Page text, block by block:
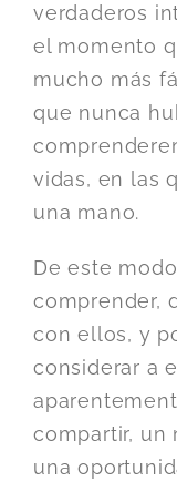
verdaderos
el momento
mucho más
que nunca
vidas, en las
una mano.
De este
comprender,
con ellos, y
considerar a
compartir, un
una